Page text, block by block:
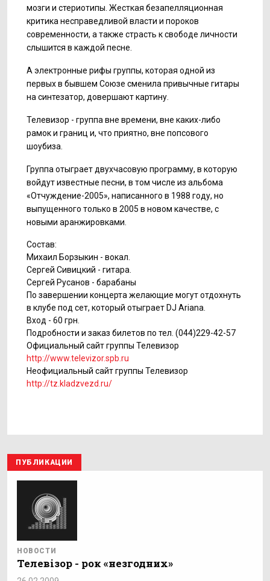
мозги и стериотипы. Жесткая безапелляционная
критика несправедливой власти и пороков
современности, а также страсть к свободе личности
слышится в каждой песне.
А электронные рифы группы, которая одной из
первых в бывшем Союзе сменила привычные гитары
на синтезатор, довершают картину.
Телевизор - группа вне времени, вне каких-либо
рамок и границ и, что приятно, вне попсового
шоубиза.
Группа отыграет двухчасовую программу, в которую
войдут известные песни, в том числе из альбома
«Отчуждение-2005», написанного в 1988 году, но
выпущенного только в 2005 в новом качестве, с
новыми аранжировками.
Состав:
Михаил Борзыкин - вокал.
Сергей Сивицкий - гитара.
Сергей Русанов - барабаны
По завершении концерта желающие могут отдохнуть
в клубе под сет, который отыграет DJ Ariana.
Вход - 60 грн.
Подробности и заказ билетов по тел. (044)229-42-57
Официальный сайт группы Телевизор
http://www.televizor.spb.ru
Неофициальный сайт группы Телевизор
http://tz.kladzvezd.ru/
ПУБЛИКАЦИИ
НОВОСТИ
Телевізор - рок «незгодних»